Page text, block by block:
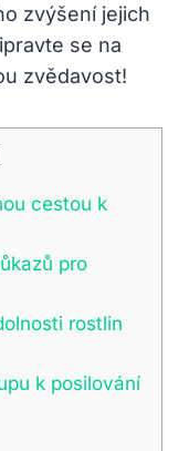
zvýšení jejich
se na
zvědavost!
cestou k
pro
rostlin
k posilování